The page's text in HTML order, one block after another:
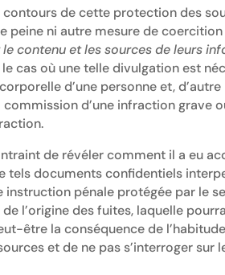
contours de cette protection des
peine ni autre mesure de
contenu et les sources de leurs
cas où une telle divulgation est
d’une personne et,
d’une infraction grave
de révéler comment il a eu
tels documents confidentiels
instruction pénale protégée par le
l’origine des fuites, laquelle
être la conséquence de
et de ne pas s’interroger sur